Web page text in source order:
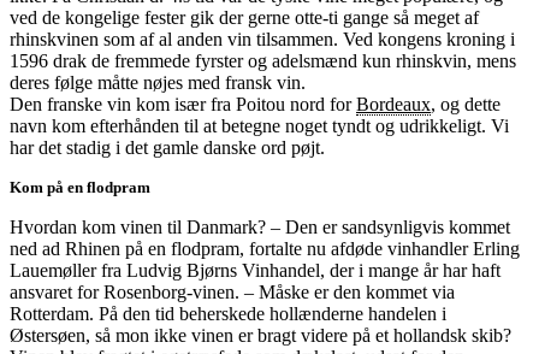
ved de kongelige fester gik der gerne otte-ti gange så meget af
rhinskvinen som af al anden vin tilsammen. Ved kongens kroning i
1596 drak de fremmede fyrster og adelsmænd kun rhinskvin, mens
deres følge måtte nøjes med fransk vin.
Den franske vin kom især fra Poitou nord forBordeaux, og dette
navn kom efterhånden til at betegne noget tyndt og udrikkeligt. Vi
har det stadig i det gamle danske ord pøjt.
Kom på en flodpram
Hvordan kom vinen til Danmark? – Den er sandsynligvis kommet
ned ad Rhinen på en flodpram, fortalte nu afdøde vinhandler Erling
Lauemøller fra Ludvig Bjørns Vinhandel, der i mange år har haft
ansvaret for Rosenborg-vinen. – Måske er den kommet via
Rotterdam. På den tid beherskede hollænderne handelen i
Østersøen, så mon ikke vinen er bragt videre på et hollandsk skib?